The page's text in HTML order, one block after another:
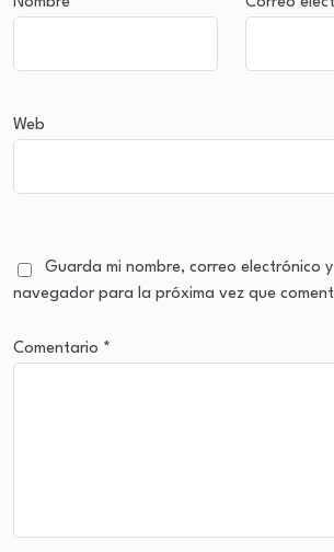
Web
Guarda mi nombre, correo electrónico
navegador para la próxima vez que
Comentario *